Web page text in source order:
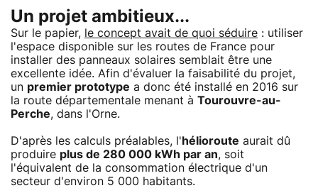
Un projet ambitieux...
Sur le papier, le concept avait de quoi séduire : utiliser
l'espace disponible sur les routes de France pour
installer des panneaux solaires semblait être une
excellente idée. Afin d'évaluer la faisabilité du projet,
un premier prototype a donc été installé en 2016 sur
la route départementale menant à Tourouvre-au-
Perche, dans l'Orne.
D'après les calculs préalables, l' hélioroute aurait dû
produire plus de 280 000 kWh par an, soit
l'équivalent de la consommation électrique d'un
secteur d'environ 5 000 habitants.